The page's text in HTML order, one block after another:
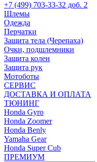
+7 (499) 703-33-32 доб. 2
Шлемы
Одежда
Перчатки
Защита тела (Черепаха)
Очки, подшлемники
Защита колен
Защита рук
Мотоботы
СЕРВИС
ДОСТАВКА И ОПЛАТА
ТЮНИНГ
Honda Gyro
Honda Zoomer
Honda Benly
Yamaha Gear
Honda Super Cub
ПРЕМИУМ